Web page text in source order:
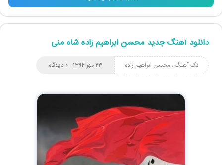
دانلود آهنگ جدید محسن ابراهیم زاده شاه منی
تک آهنگ، محسن ابراهیم زاده ۰ دیدگاه ۲۳ مهر ۱۳۹۴